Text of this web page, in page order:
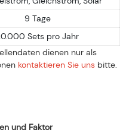
9 Tage
Sets pro Jahr
dienen nur als
kontaktieren Sie uns bitte.
und Faktor